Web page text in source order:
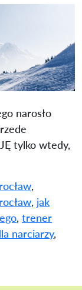
narosło
tylko wtedy,
,
, jak
, trener
narciarzy,